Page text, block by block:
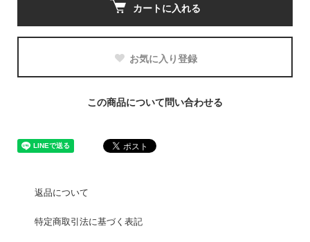
カートに入れる
お気に入り登録
この商品について問い合わせる
返品について
特定商取引法に基づく表記